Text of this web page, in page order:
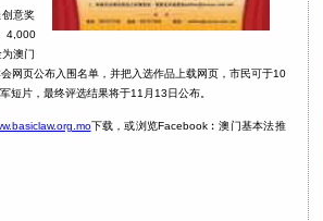
意奖
4,000
澳门
网页公布入围名单，并把入选作品上载网页，市民可于10
短片，最终评选结果将于11月13日公布。
下载，或浏览Facebook︰澳门基本法推